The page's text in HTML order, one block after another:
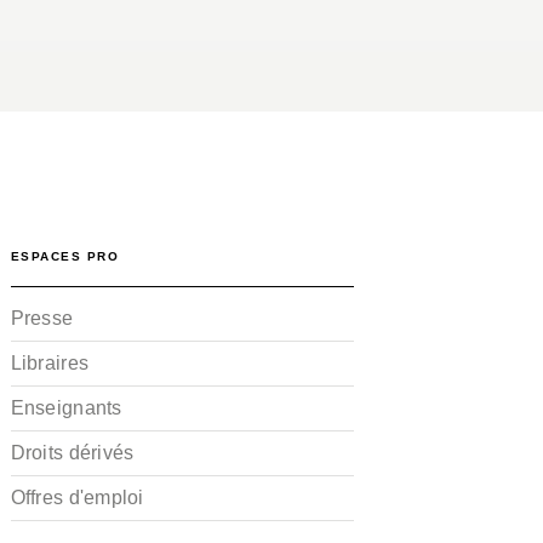
ESPACES PRO
Presse
Libraires
Enseignants
Droits dérivés
Offres d'emploi